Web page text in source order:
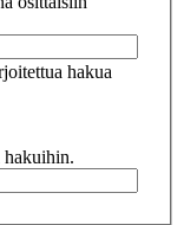
hakua